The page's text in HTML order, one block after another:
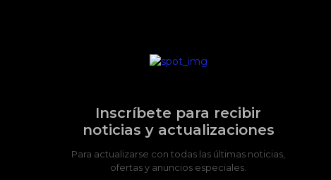
Inscríbete para recibir
noticias y actualizaciones
Para actualizarse con todas las últimas noticias,
ofertas y anuncios especiales.